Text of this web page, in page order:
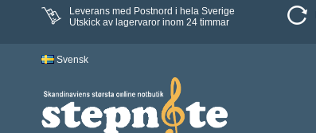
Leverans med Postnord i hela Sverige
Utskick av lagervaror inom 24 timmar
Svensk